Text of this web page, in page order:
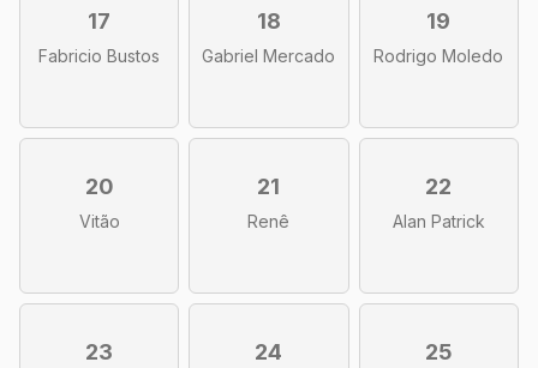
17
Fabricio Bustos
18
Gabriel Mercado
19
Rodrigo Moledo
20
Vitão
21
Renê
22
Alan Patrick
23 24 25